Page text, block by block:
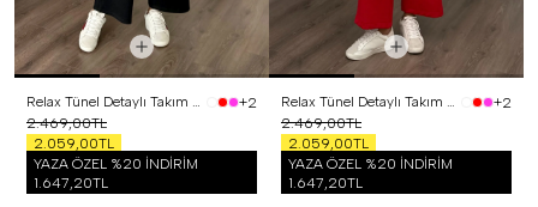
Relax Tünel Detaylı Takım Siyah
+2
2.469,00TL
2.059,00TL
YAZA ÖZEL %20 İNDİRİM
1.647,20TL
Relax Tünel Detaylı Takım Kırmızı
+2
2.469,00TL
2.059,00TL
YAZA ÖZEL %20 İNDİRİM
1.647,20TL